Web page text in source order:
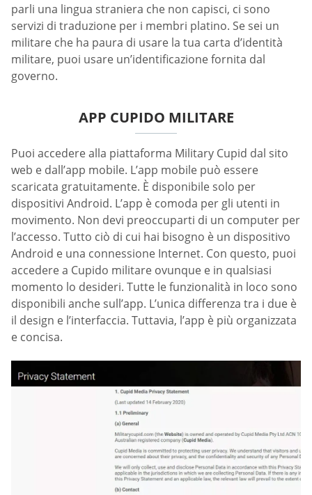
parli una lingua straniera che non capisci, ci sono
servizi di traduzione per i membri platino. Se sei un
militare che ha paura di usare la tua carta d’identità
militare, puoi usare un’identificazione fornita dal
governo.
APP CUPIDO MILITARE
Puoi accedere alla piattaforma Military Cupid dal sito
web e dall’app mobile. L’app mobile può essere
scaricata gratuitamente. È disponibile solo per
dispositivi Android. L’app è comoda per gli utenti in
movimento. Non devi preoccuparti di un computer per
l’accesso. Tutto ciò di cui hai bisogno è un dispositivo
Android e una connessione Internet. Con questo, puoi
accedere a Cupido militare ovunque e in qualsiasi
momento lo desideri. Tutte le funzionalità in loco sono
disponibili anche sull’app. L’unica differenza tra i due è
il design e l’interfaccia. Tuttavia, l’app è più organizzata
e concisa.